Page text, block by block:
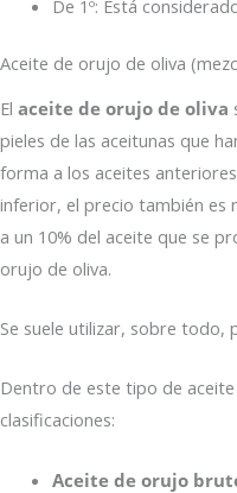
De 1º: Está
Aceite de orujo de oliva
El aceite de orujo de oliva
pieles de las aceitunas que
forma a los aceites
inferior, el precio también es
a un 10% del aceite que se
orujo de oliva.
Se suele utilizar, sobre todo,
Dentro de este tipo de
clasificaciones:
Aceite de orujo